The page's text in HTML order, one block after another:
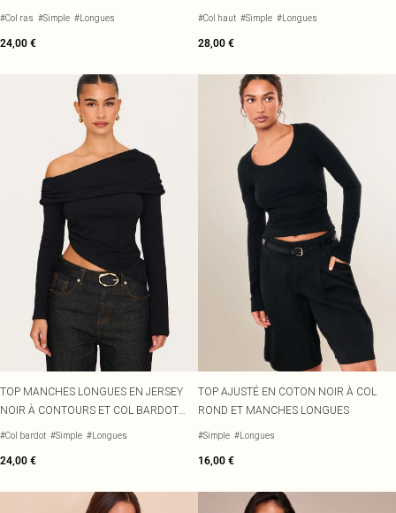
#Col ras #Simple #Longues
24,00 €
#Col haut #Simple #Longues
28,00 €
TOP MANCHES LONGUES EN JERSEY
NOIR À CONTOURS ET COL BARDOT
REPLIÉ
#Col bardot #Simple #Longues
24,00 €
TOP AJUSTÉ EN COTON NOIR À COL
ROND ET MANCHES LONGUES
#Simple #Longues
16,00 €